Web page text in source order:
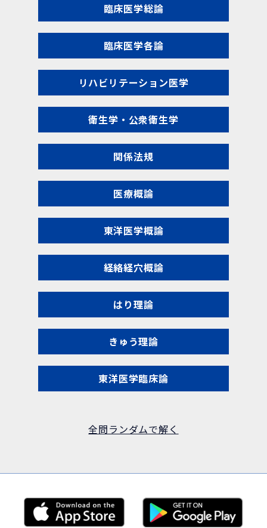
臨床医学総論
臨床医学各論
リハビリテーション医学
衛生学・公衆衛生学
関係法規
医療概論
東洋医学概論
経絡経穴概論
はり理論
きゅう理論
東洋医学臨床論
全問ランダムで解く